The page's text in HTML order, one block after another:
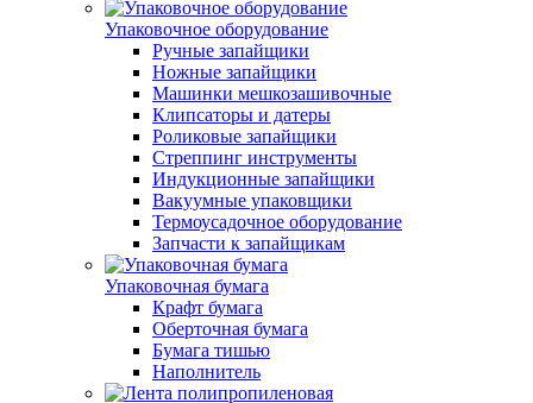
Упаковочное оборудование
Ручные запайщики
Ножные запайщики
Машинки мешкозашивочные
Клипсаторы и датеры
Роликовые запайщики
Стреппинг инструменты
Индукционные запайщики
Вакуумные упаковщики
Термоусадочное оборудование
Запчасти к запайщикам
Упаковочная бумага
Крафт бумага
Оберточная бумага
Бумага тишью
Наполнитель